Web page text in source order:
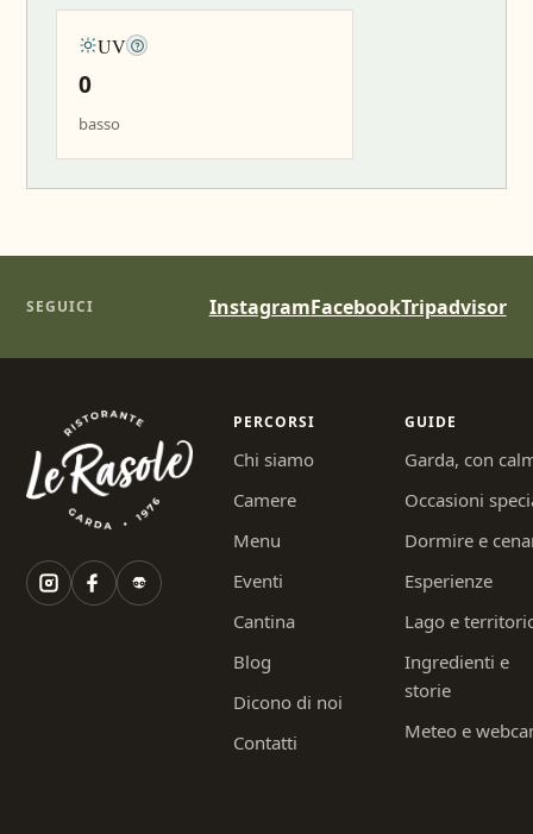
UV
0
basso
SEGUICI InstagramFacebookTripadvisor
PERCORSI
Chi siamo
Camere
Menu
Eventi
Cantina
Blog
Dicono di noi
Contatti
GUIDE
Garda, con
Occasioni
Dormire e
Esperienze
Lago e
Ingredienti e
storie
Meteo e